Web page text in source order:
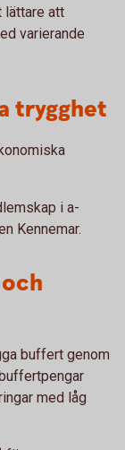
lättare att
varierande
trygghet
i a-
Kennemar.
buffert genom
med låg